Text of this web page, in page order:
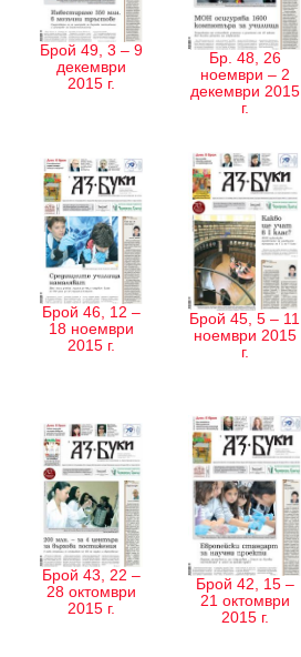
Брой 49, 3 – 9
декември
2015 г.
Бр. 48, 26
ноември – 2
декември 2015
г.
Брой 46, 12 –
18 ноември
2015 г.
Брой 45, 5 – 11
ноември 2015
г.
Брой 43, 22 –
28 октомври
2015 г.
Брой 42, 15 –
21 октомври
2015 г.